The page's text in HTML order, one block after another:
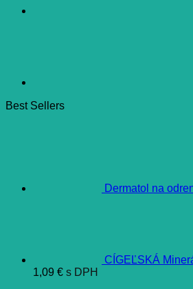
Best Sellers
Dermatol na
CÍGEĽSKÁ
1,09 € s DPH